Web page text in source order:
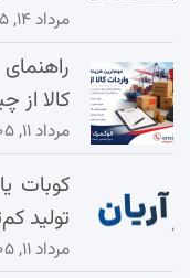
مرداد ۱۴, ۱۴۰۵
کالا از
مرداد ۱۱, ۱۴۰۵
کوبات
تولید
مرداد ۱۱, ۱۴۰۵